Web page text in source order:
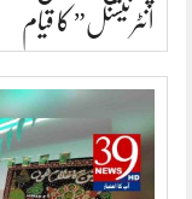
انٹرنیشنل” کا قیام